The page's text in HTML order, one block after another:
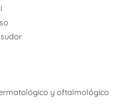
y oftalmológico